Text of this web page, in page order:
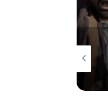
07/08/2026